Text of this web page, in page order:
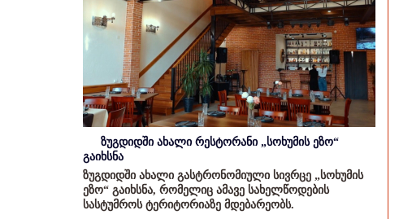
ზუგდიდში ახალი რესტორანი „სოხუმის ეზო“
გაიხსნა
ზუგდიდში ახალი გასტრონომიული სივრცე „სოხუმის
ეზო“ გაიხსნა, რომელიც ამავე სახელწოდების
სასტუმროს ტერიტორიაზე მდებარეობს.